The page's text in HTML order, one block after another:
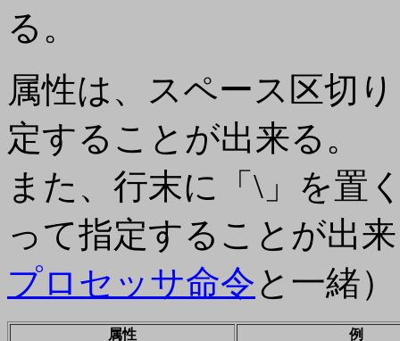
る。
属性は、スペース区切
定することが出来る。
また、行末に「\」を置
って指定することが出
プロセッサ命令と一緒）
属性 例